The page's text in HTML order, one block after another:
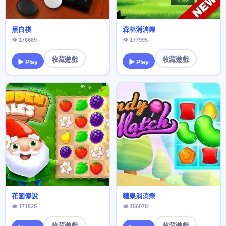
黑白棋
👁 178689
▶ Play 收藏遊戲
森林消消樂
👁 177995
▶ Play 收藏遊戲
花園傳說
👁 171525
糖果消消樂
👁 156079